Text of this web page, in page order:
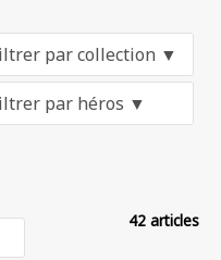
42 articles